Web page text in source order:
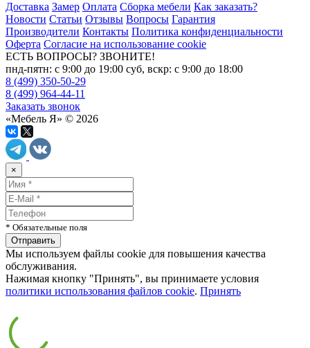
Доставка Замер Оплата Сборка мебели Как заказать?
Новости Статьи Отзывы Вопросы Гарантия
Производители Контакты Политика конфиденциальности
Оферта Согласие на использование cookie
ЕСТЬ ВОПРОСЫ? ЗВОНИТЕ!
пнд-пятн: с 9:00 до 19:00 суб, вскр: с 9:00 до 18:00
8 (499) 350-50-29
8 (499) 964-44-11
Заказать звонок
«Мебель Я» © 2026
×
* Обязательные поля
Мы используем файлы cookie для повышения качества
обслуживания.
Нажимая кнопку "Принять", вы принимаете условия
политики использования файлов cookie. Принять